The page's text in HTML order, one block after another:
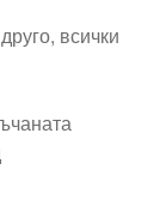
всички